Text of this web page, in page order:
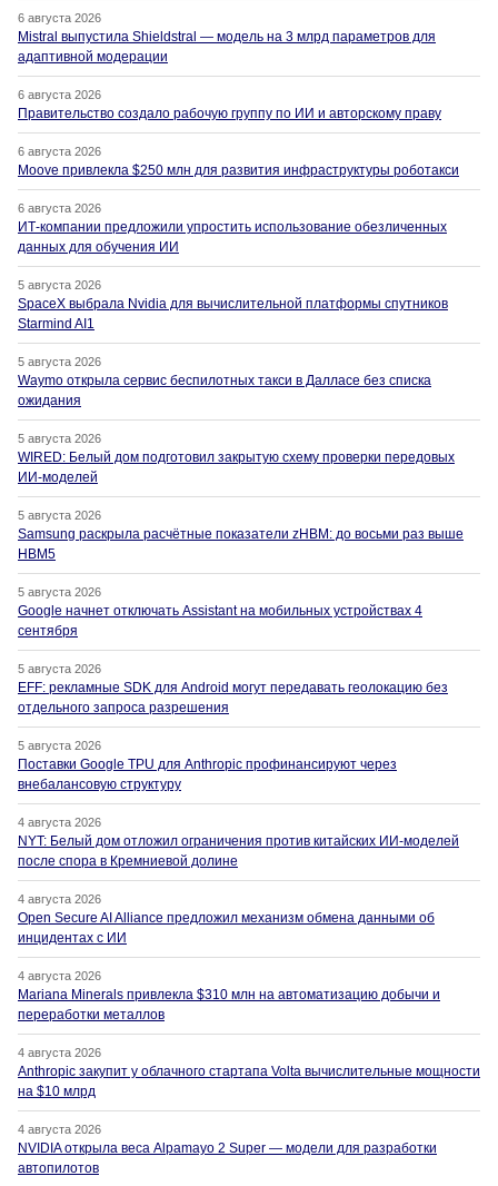
6 августа 2026
Mistral выпустила Shieldstral — модель на 3 млрд параметров для
адаптивной модерации
6 августа 2026
Правительство создало рабочую группу по ИИ и авторскому праву
6 августа 2026
Moove привлекла $250 млн для развития инфраструктуры роботакси
6 августа 2026
ИТ-компании предложили упростить использование обезличенных
данных для обучения ИИ
5 августа 2026
SpaceX выбрала Nvidia для вычислительной платформы спутников
Starmind AI1
5 августа 2026
Waymo открыла сервис беспилотных такси в Далласе без списка
ожидания
5 августа 2026
WIRED: Белый дом подготовил закрытую схему проверки передовых
ИИ-моделей
5 августа 2026
Samsung раскрыла расчётные показатели zHBM: до восьми раз выше
HBM5
5 августа 2026
Google начнет отключать Assistant на мобильных устройствах 4
сентября
5 августа 2026
EFF: рекламные SDK для Android могут передавать геолокацию без
отдельного запроса разрешения
5 августа 2026
Поставки Google TPU для Anthropic профинансируют через
внебалансовую структуру
4 августа 2026
NYT: Белый дом отложил ограничения против китайских ИИ-моделей
после спора в Кремниевой долине
4 августа 2026
Open Secure AI Alliance предложил механизм обмена данными об
инцидентах с ИИ
4 августа 2026
Mariana Minerals привлекла $310 млн на автоматизацию добычи и
переработки металлов
4 августа 2026
Anthropic закупит у облачного стартапа Volta вычислительные мощности
на $10 млрд
4 августа 2026
NVIDIA открыла веса Alpamayo 2 Super — модели для разработки
автопилотов